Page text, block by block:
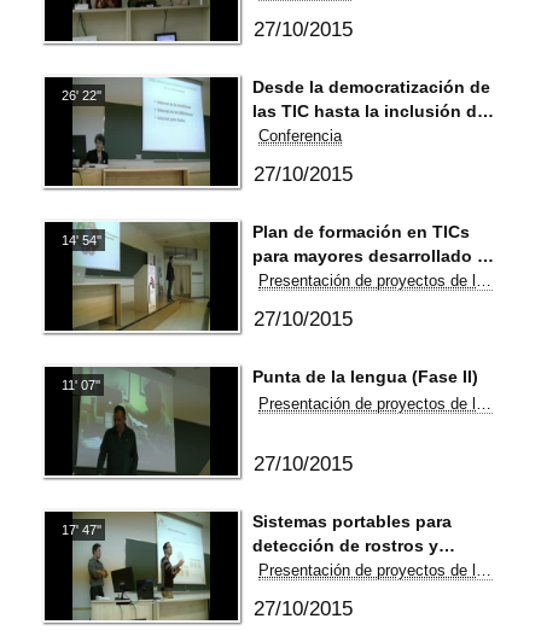
27/10/2015
26' 22''
Desde la democratización de
las TIC hasta la inclusión de
los mayores en la sociedad
Conferencia
27/10/2015
14' 54''
Plan de formación en TICs
para mayores desarrollado a
través de MOOCs
27/10/2015
11' 07'' Punta de la lengua (Fase II)
Presentación de proyectos de la Cátedra 2015
27/10/2015
17' 47''
Sistemas portables para
detección de rostros y
estimación de edad y género
27/10/2015